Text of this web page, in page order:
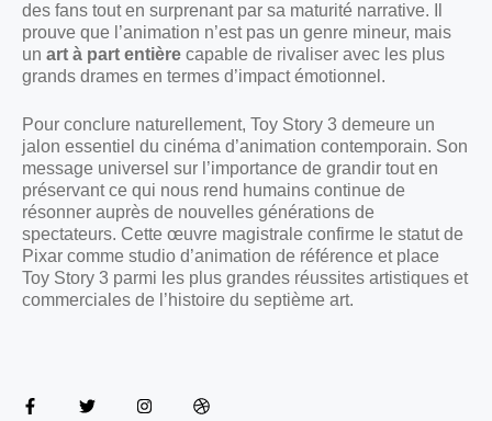
des fans tout en surprenant par sa maturité narrative. Il
prouve que l’animation n’est pas un genre mineur, mais
un art à part entière capable de rivaliser avec les plus
grands drames en termes d’impact émotionnel.
Pour conclure naturellement, Toy Story 3 demeure un
jalon essentiel du cinéma d’animation contemporain. Son
message universel sur l’importance de grandir tout en
préservant ce qui nous rend humains continue de
résonner auprès de nouvelles générations de
spectateurs. Cette œuvre magistrale confirme le statut de
Pixar comme studio d’animation de référence et place
Toy Story 3 parmi les plus grandes réussites artistiques et
commerciales de l’histoire du septième art.